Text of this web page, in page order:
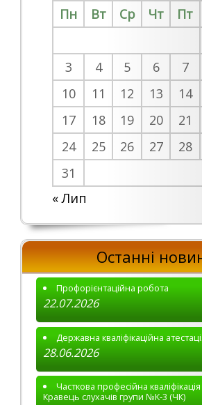
Пн
Вт Ср Чт Пт
3
4 5 6 7
10
11 12 13 14
17
18 19 20 21
24
25 26 27 28
31
« Лип
Останні
Профорієнтаційна робота
22.07.2026
Державна кваліфікаційна
28.06.2026
Часткова професійна
Кравець слухачів групи №К-3 (ЧК)